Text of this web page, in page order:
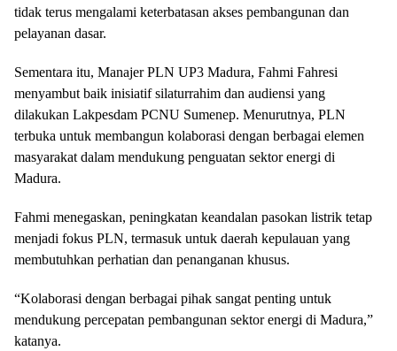
tidak terus mengalami keterbatasan akses pembangunan dan
pelayanan dasar.
Sementara itu, Manajer PLN UP3 Madura, Fahmi Fahresi
menyambut baik inisiatif silaturrahim dan audiensi yang
dilakukan Lakpesdam PCNU Sumenep. Menurutnya, PLN
terbuka untuk membangun kolaborasi dengan berbagai elemen
masyarakat dalam mendukung penguatan sektor energi di
Madura.
Fahmi menegaskan, peningkatan keandalan pasokan listrik tetap
menjadi fokus PLN, termasuk untuk daerah kepulauan yang
membutuhkan perhatian dan penanganan khusus.
“Kolaborasi dengan berbagai pihak sangat penting untuk
mendukung percepatan pembangunan sektor energi di Madura,”
katanya.